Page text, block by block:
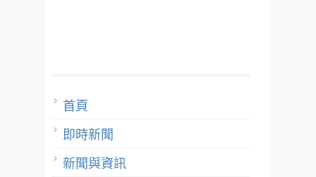
首頁
即時新聞
新聞與資訊